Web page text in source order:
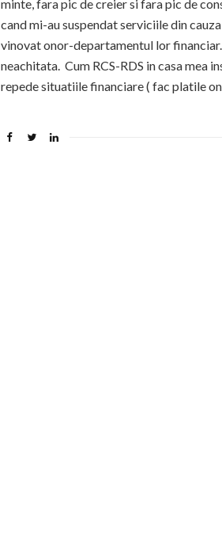
minte, fara pic de creier si fara pic de
cand mi-au suspendat serviciile din
vinovat onor-departamentul lor
neachitata. Cum RCS-RDS in casa mea
repede situatiile financiare ( fac platile